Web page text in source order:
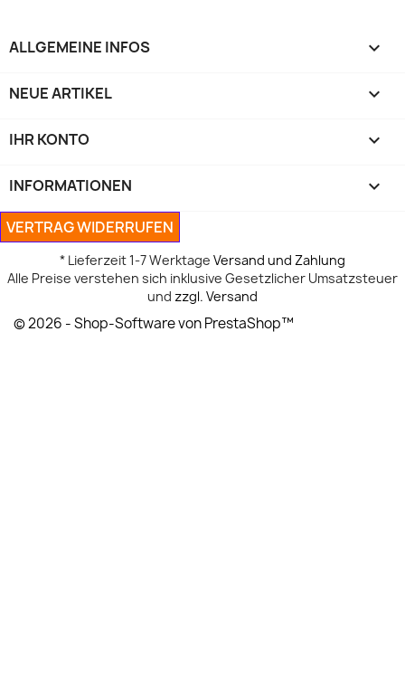
ALLGEMEINE INFOS 
NEUE ARTIKEL 
IHR KONTO 
INFORMATIONEN 
VERTRAG WIDERRUFEN
* Lieferzeit 1-7 Werktage Versand und Zahlung
Alle Preise verstehen sich inklusive Gesetzlicher Umsatzsteuer
und zzgl. Versand
© 2026 - Shop-Software von PrestaShop™